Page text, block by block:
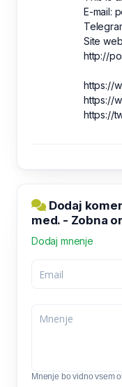
E-mail:
Site
http://
https://
https://
https://
Dodaj
med. - Zobna
Dodaj mnenje
Mnenje bo vidno vsem